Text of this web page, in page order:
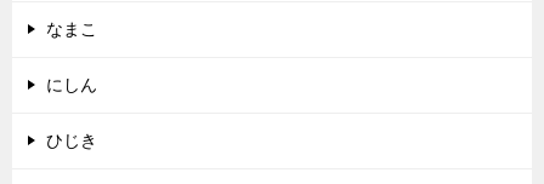
なまこ
にしん
ひじき